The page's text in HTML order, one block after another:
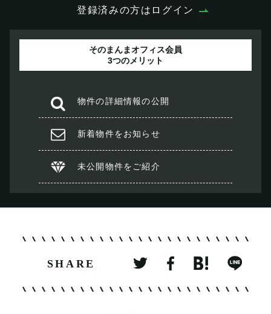
登録済みの方はログイン
そのまんまオフィス会員
3つのメリット
物件の詳細情報の公開
新着物件をお知らせ
未公開物件を ご紹介
SHARE